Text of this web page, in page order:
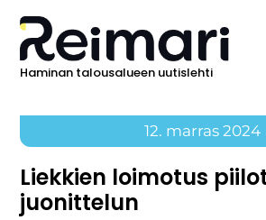
Haminan talousalueen uutislehti
12. marras 2024
Liekkien loimotus
juonittelun